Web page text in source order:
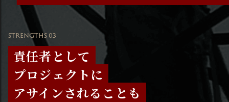
STRENGTHS 03
責任者として
プロジェクトに
アサインされることも